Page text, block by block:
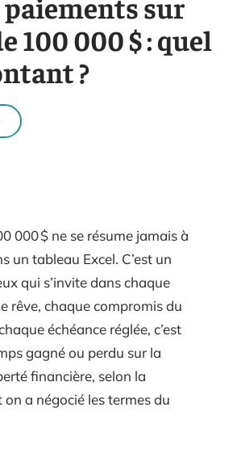
100 000 $ : quel
?
000 $ ne se résume jamais à
un tableau Excel. C’est un
qui s’invite dans chaque
rêve, chaque compromis du
échéance réglée, c’est
gagné ou perdu sur la
financière, selon la
a négocié les termes du